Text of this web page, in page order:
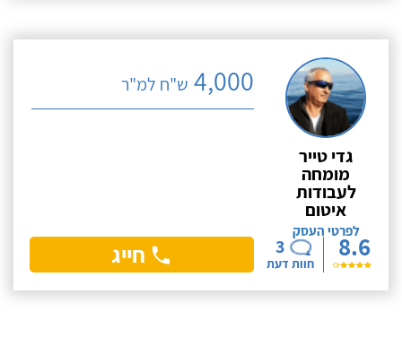
גדי טייר
מומחה
לעבודות
איטום
לפרטי העסק
8.6
3
חוות דעת
4,000 ש"ח למ"ר
חייג